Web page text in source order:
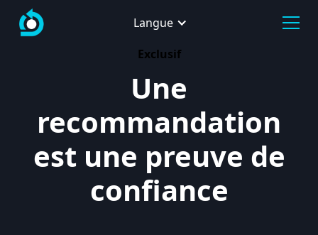
Langue
Exclusif
Une
recommandation
est une preuve de
confiance